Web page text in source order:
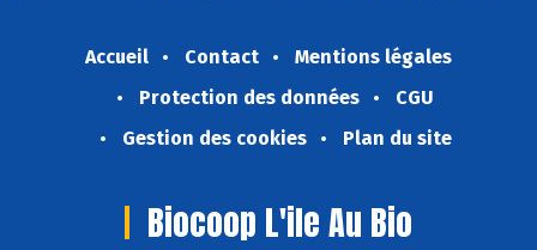
Accueil Contact
Mentions légales
Protection des données
CGU
Gestion des cookies
Plan du site
Biocoop L'ile Au Bio